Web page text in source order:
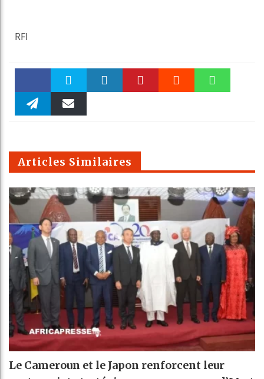
RFI
Faceboo Twitter
m
Articles Similaires
Le Cameroun et le Japon renforcent leur